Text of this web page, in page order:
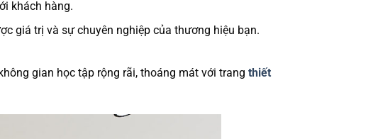
khách hàng.
giá trị và sự chuyên nghiệp của thương hiệu bạn.
gian học tập rộng rãi, thoáng mát với trang thiết